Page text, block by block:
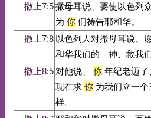
撒上7:5撒母耳说、要使以色列
为 你们祷告耶和华。
撒上7:8 以色列人对撒母耳说、
和华我们的 神、救我们
撒上8:5 对他说、 你年纪老迈了
现在求 你为我们立一个
样。